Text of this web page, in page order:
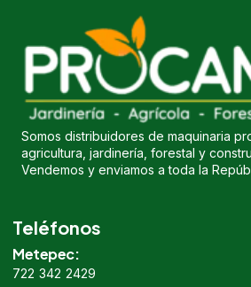
Somos distribuidores de maquinaria
agricultura, jardinería, forestal y
Vendemos y enviamos a toda la
Teléfonos
Metepec:
722 342 2429